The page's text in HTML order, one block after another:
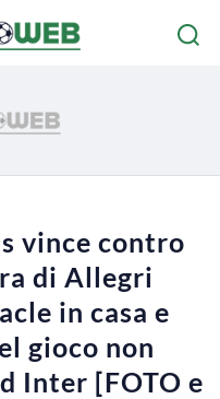
vince contro
di Allegri
in casa e
gioco non
Inter [FOTO e